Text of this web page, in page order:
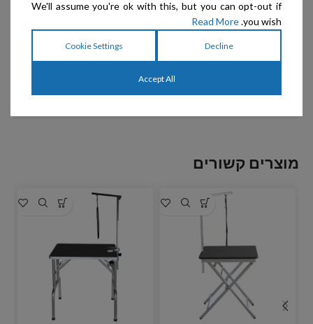
מוצרים קשורים
We'll assume you're ok with this, but you can opt-out if
you wish.
Read More
Decline
Cookie Settings
Accept All